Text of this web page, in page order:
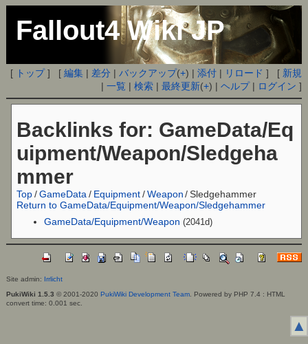
Fallout4 Wiki JP
[ トップ] [編集 | 差分 |バックアップ(+) |添付 | リロード ] [ 新規
|一覧 |検索 |最終更新(+) |ヘルプ| ログイン ]
Backlinks for: GameData/Eq
uipment/Weapon/Sledgeha
mmer
Top /GameData / Equipment/ Weapon / Sledgehammer
Return to GameData/Equipment/Weapon/Sledgehammer
GameData/Equipment/Weapon (2041d)
Site admin: Irrlicht
PukiWiki 1.5.3 © 2001-2020 PukiWiki Development Team. Powered by PHP 7.4 : HTML
convert time: 0.001 sec.
▲